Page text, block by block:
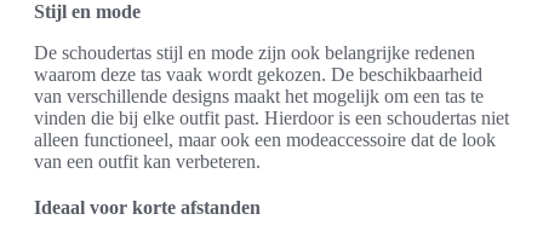
Stijl en mode
De schoudertas stijl en mode zijn ook belangrijke redenen
waarom deze tas vaak wordt gekozen. De beschikbaarheid
van verschillende designs maakt het mogelijk om een tas te
vinden die bij elke outfit past. Hierdoor is een schoudertas niet
alleen functioneel, maar ook een modeaccessoire dat de look
van een outfit kan verbeteren.
Ideaal voor korte afstanden